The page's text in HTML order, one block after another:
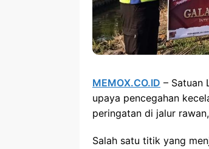
MEMOX.CO.ID – Satuan
upaya pencegahan
peringatan di jalur
Salah satu titik yang